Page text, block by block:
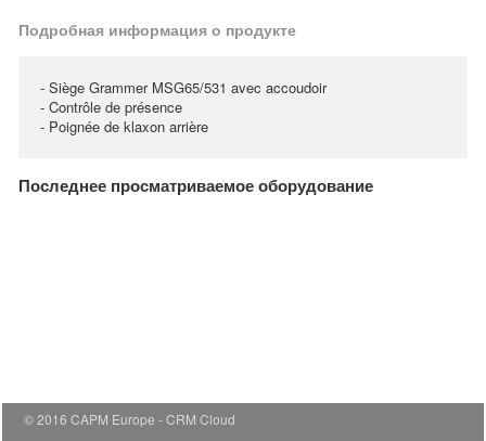
Подробная информация о продукте
- Siège Grammer MSG65/531 avec accoudoir
- Contrôle de présence
- Poignée de klaxon arrière
Последнее просматриваемое оборудование
© 2016 CAPM Europe
CRM Cloud